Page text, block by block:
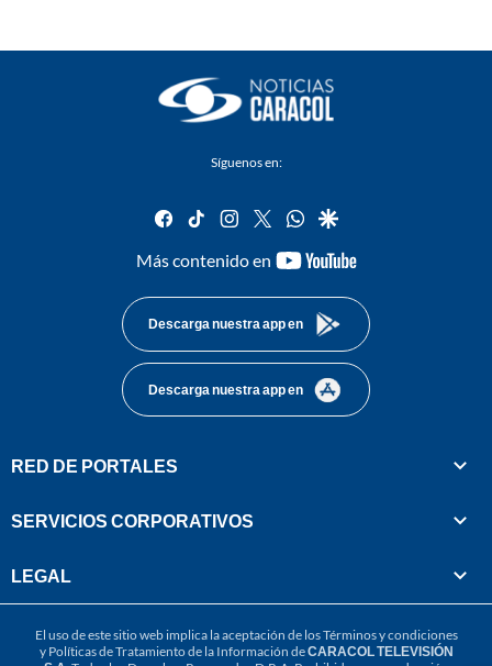
Síguenos en:
facebook
tiktok instagram
twitterwhatsapp
google
Más contenido en
youtube-
Descarga nuestra app en
Descarga nuestra app en
RED DE PORTALES
SERVICIOS CORPORATIVOS
LEGAL
El uso de este sitio web implica la aceptación de losTérminos y condiciones
y Políticas de Tratamiento de la Información deCARACOL TELEVISIÓN